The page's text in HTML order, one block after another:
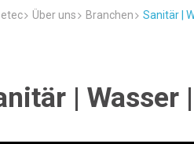
Über uns Branchen Sanitär |
| Wasser